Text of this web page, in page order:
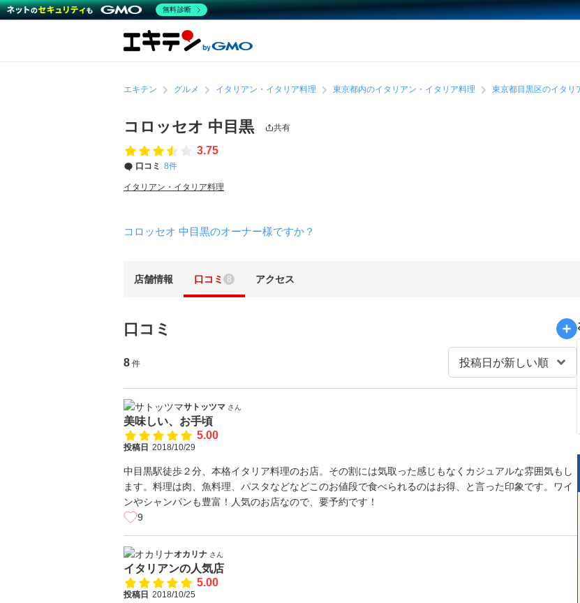
エキテン グルメ イタリアン・イタリア料理 東京都内のイタリアン・イタリア料理 東京都目黒区のイタリ
コロッセオ 中目黒 共有
3.75
口コミ 8件
イタリアン・イタリア料理
コロッセオ 中目黒のオーナー様ですか？
店舗情報 口コミ 8 アクセス
口コミ
8 件
サトッツマ さん
美味しい、お手頃
5.00
投稿日 2018/10/29
中目黒駅徒歩２分、本格イタリア料理のお店。その割には気取った感じもなくカジュアルな雰囲気もし
ます。料理は肉、魚料理、パスタなどなどこのお値段で食べられるのはお得、と言った印象です。ワイ
ンやシャンパンも豊富！人気のお店なので、要予約です！
9
オカリナ さん
イタリアンの人気店
5.00
投稿日 2018/10/25
無料診断